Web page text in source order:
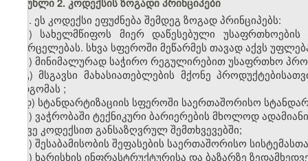
მუხლი 2. კოდექსის ზოგადი პრინციპები
1. ეს კოდექსი ეფუძნება შემდეგ ზოგად პრინციპებს:
ა) სახელმწიფოს მიერ დაწესებული
ვრცელებას. სხვა სფეროში მეწარმეს თავად აქვს
ბ) მინიმალურად საჭირო რეგულირებით უსაფრთხო
გ) მსგავსი მახასიათებლების მქონე პროდუქტებ
მიდგომას ;
დ) სტანდარტიზაციის სფეროში საერთაშორისო
ე) ვაჭრობაში ტექნიკური ბარიერების მხოლოდ
ავე კოდექსით განსაზღვრულ შემთხვევებში;
ვ) შესაბამისობის შეფასების საერთაშორისო
ზ) ხარისხის ინფრასტრუქტურისა და ბაზარზე